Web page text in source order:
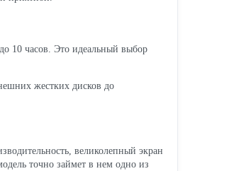
10 часов. Это идеальный выбор
жестких дисков до
великолепный экран
точно займет в нем одно из